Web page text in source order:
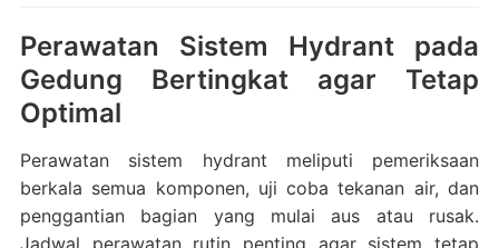
Perawatan Sistem Hydrant pada
Gedung Bertingkat agar Tetap
Optimal
Perawatan sistem hydrant meliputi pemeriksaan
berkala semua komponen, uji coba tekanan air, dan
penggantian bagian yang mulai aus atau rusak.
Jadwal perawatan rutin penting agar sistem tetap